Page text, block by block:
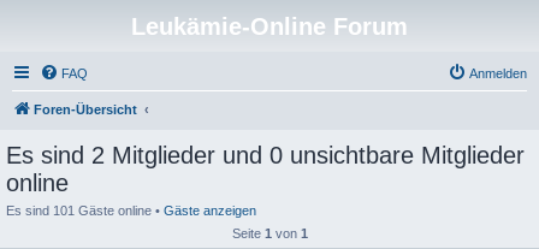
Leukämie-Online Forum
FAQ Anmelden
Foren-Übersicht
Es sind 2 Mitglieder und 0 unsichtbare Mitglieder
online
Es sind 101 Gäste online • Gäste anzeigen
Seite 1 von 1